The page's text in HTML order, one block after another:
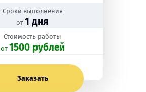
Сроки выполнения
от 1 дня
Стоимость работы
oт 1500 рублей
Заказать